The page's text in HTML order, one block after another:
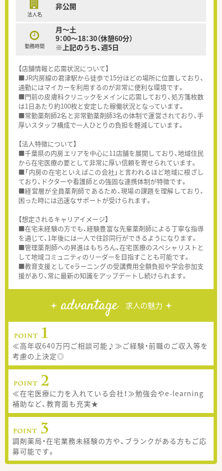
法人名
非公開
勤務時間
月～土
9：00～18：30（休憩60分）
※上記のうち、週5日
【店舗情報と応需状況について】
■JR内房線の君津駅から徒歩で15分ほどの場所に位置しており、
通勤にはマイカーを利用するのが非常に便利な環境です。
■門前の皮膚科クリニックをメインに応需しており、処方箋枚数
は1日あたり約100枚と安定した稼働状況となっています。
■常勤薬剤師2名と非常勤薬剤師3名の体制で運営されており、手
厚いスタッフ構成で一人ひとりの負担を軽減しています。
【法人特徴について】
■千葉県の内房エリアを中心に11店舗を展開しており、地域住民
から在宅医療の要として非常に厚い信頼を寄せられています。
■「内房の在宅といえばこの会社」と言われるほど地域に根ざし
ており、ドクターや看護師との強固な連携体制が特徴です。
■経営層が全員薬剤師であるため、現場の課題を理解しており、
困った時には迅速なサポートが受けられます。
【想定されるキャリアイメージ】
■在宅未経験の方でも、経験豊富な先輩薬剤師による丁寧な指導
を通じて、1年後には一人で往診同行ができるようになります。
■管理薬剤師への昇進はもちろん、在宅医療のスペシャリストと
して地域コミュニティのリーダーを目指すことも可能です。
■教育支援としてeラーニングの受講費用全額負担や学会参加支
援があり、常に最新の知識をアップデートし続けられます。
advantage 求人の魅力
≪高年収640万円ご相談可能♪≫ご経験・前職のご収入等を
考慮の上決定◎
≪在宅医療に力を入れている会社！≫勉強会やe-learning
補助など、教育面も充実★
調剤薬局・在宅業務未経験の方や、ブランクがある方もご応
募可能です。